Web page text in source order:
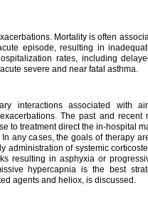
Mortality is often
episode, resulting in
rates, including
severe and near fatal asthma.
interactions associated with
The past and
to treatment direct the in-hospital
any cases, the goals of therapy
administration of systemic
resulting in asphyxia or
hypercapnia is the best
agents and heliox, is discussed.